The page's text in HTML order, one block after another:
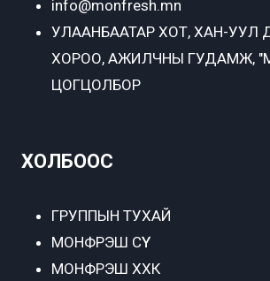
info@monfresh.mn
УЛААНБААТАР ХОТ, ХАН-УУЛ
ХОРОО, АЖИЛЧНЫ ГУДАМЖ,
ЦОГЦОЛБОР
ХОЛБООС
ГРУППЫН ТУХАЙ
МОНФРЭШ СҮҮ
МОНФРЭШ ХХК